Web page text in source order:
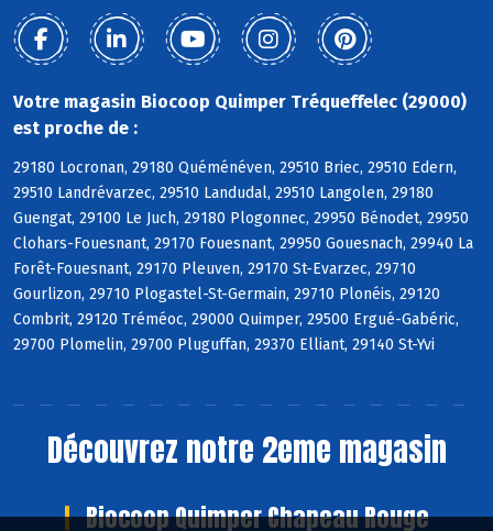
Votre magasin Biocoop Quimper Tréqueffelec (29000)
est proche de :
29180 Locronan, 29180 Quéménéven, 29510 Briec, 29510 Edern,
29510 Landrévarzec, 29510 Landudal, 29510 Langolen, 29180
Guengat, 29100 Le Juch, 29180 Plogonnec, 29950 Bénodet, 29950
Clohars-Fouesnant, 29170 Fouesnant, 29950 Gouesnach, 29940 La
Forêt-Fouesnant, 29170 Pleuven, 29170 St-Evarzec, 29710
Gourlizon, 29710 Plogastel-St-Germain, 29710 Plonéis, 29120
Combrit, 29120 Tréméoc, 29000 Quimper, 29500 Ergué-Gabéric,
29700 Plomelin, 29700 Pluguffan, 29370 Elliant, 29140 St-Yvi
Découvrez notre 2eme magasin
Biocoop Quimper Chapeau Rouge